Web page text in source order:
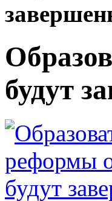
будут